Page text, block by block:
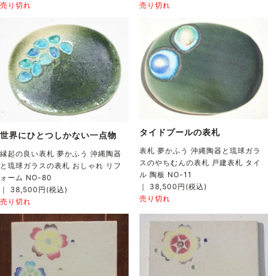
売り切れ
売り切れ
世界にひとつしかない一点物
縁起の良い表札 夢かふう 沖縄陶器
と琉球ガラスの表札 おしゃれ リフ
ォーム NO-80
｜ 38,500円(税込)
売り切れ
タイドプールの表札
表札 夢かふう 沖縄陶器と琉球ガラ
スのやちむんの表札 戸建表札 タイ
ル 陶板 NO-11
｜ 38,500円(税込)
売り切れ